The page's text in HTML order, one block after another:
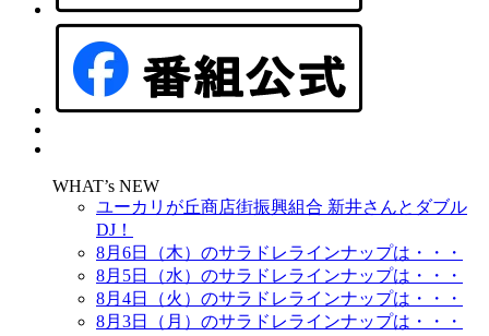
WHAT’s NEW
ユーカリが丘商店街振興組合 新井さんとダブル
DJ！
8月6日（木）のサラドレラインナップは・・・
8月5日（水）のサラドレラインナップは・・・
8月4日（火）のサラドレラインナップは・・・
8月3日（月）のサラドレラインナップは・・・